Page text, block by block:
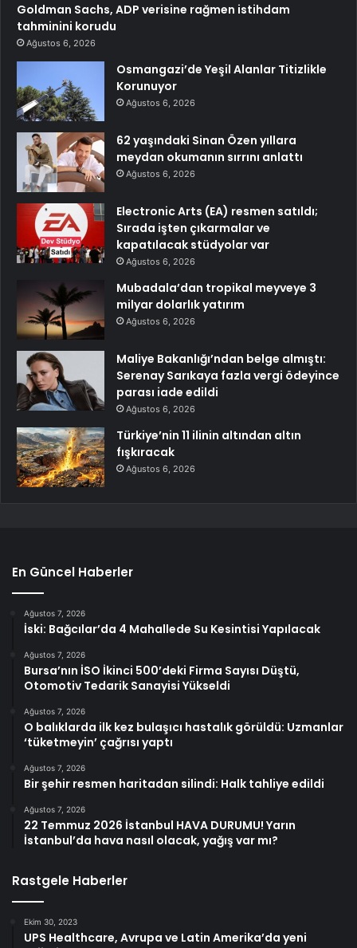
Goldman Sachs, ADP verisine rağmen istihdam
tahminini korudu
Ağustos 6, 2026
Osmangazi’de Yeşil Alanlar Titizlikle
Korunuyor
Ağustos 6, 2026
62 yaşındaki Sinan Özen yıllara
meydan okumanın sırrını anlattı
Ağustos 6, 2026
Electronic Arts (EA) resmen satıldı;
Sırada işten çıkarmalar ve
kapatılacak stüdyolar var
Ağustos 6, 2026
Mubadala’dan tropikal meyveye 3
milyar dolarlık yatırım
Ağustos 6, 2026
Maliye Bakanlığı’ndan belge almıştı:
Serenay Sarıkaya fazla vergi ödeyince
parası iade edildi
Ağustos 6, 2026
Türkiye’nin 11 ilinin altından altın
fışkıracak
Ağustos 6, 2026
En Güncel Haberler
Ağustos 7, 2026
İski: Bağcılar’da 4 Mahallede Su Kesintisi Yapılacak
Ağustos 7, 2026
Bursa’nın İSO İkinci 500’deki Firma Sayısı Düştü,
Otomotiv Tedarik Sanayisi Yükseldi
Ağustos 7, 2026
O balıklarda ilk kez bulaşıcı hastalık görüldü: Uzmanlar
‘tüketmeyin’ çağrısı yaptı
Ağustos 7, 2026
Bir şehir resmen haritadan silindi: Halk tahliye edildi
Ağustos 7, 2026
22 Temmuz 2026 İstanbul HAVA DURUMU! Yarın
İstanbul’da hava nasıl olacak, yağış var mı?
Rastgele Haberler
Ekim 30, 2023
UPS Healthcare, Avrupa ve Latin Amerika’da yeni